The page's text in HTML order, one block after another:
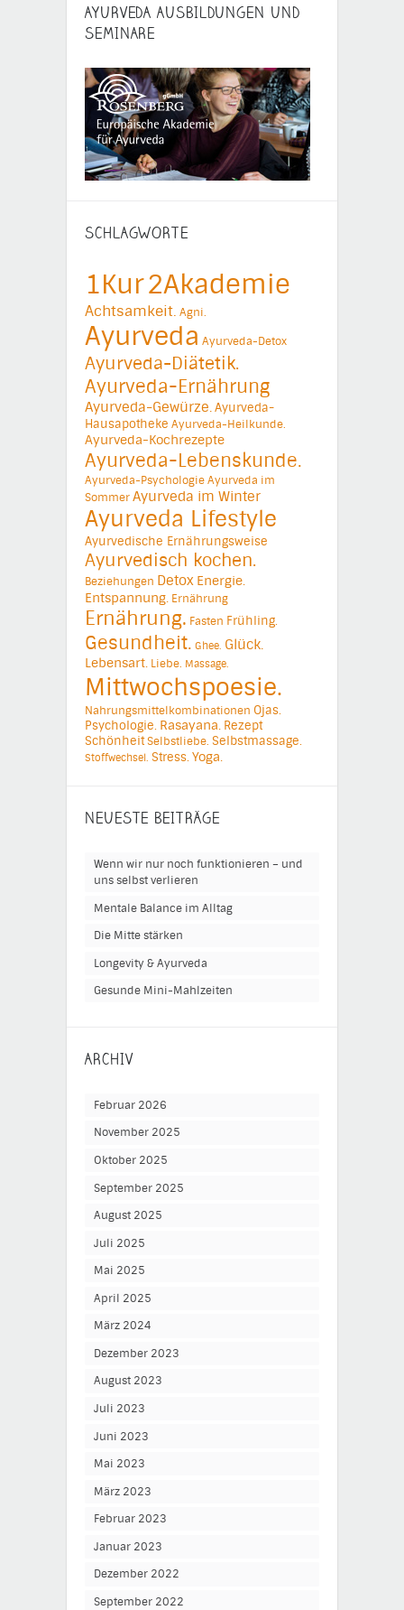
AYURVEDA AUSBILDUNGEN UND
SEMINARE
SCHLAGWORTE
1Kur2Akademie
Achtsamkeit. Agni.
Ayurveda Ayurveda-Detox
Ayurveda-Diätetik.
Ayurveda-Ernährung
Ayurveda-Gewürze.Ayurveda-
Hausapotheke Ayurveda-Heilkunde.
Ayurveda-Kochrezepte
Ayurveda-Lebenskunde.
Ayurveda-PsychologieAyurveda im
SommerAyurveda im Winter
Ayurveda Lifestyle
Ayurvedische Ernährungsweise
Ayurvedisch kochen.
Beziehungen Detox Energie.
Entspannung. Ernährung
Ernährung. Fasten Frühling.
Gesundheit. Ghee. Glück.
Lebensart. Liebe. Massage.
Mittwochspoesie.
Nahrungsmittelkombinationen Ojas.
Psychologie. Rasayana. Rezept
SchönheitSelbstliebe. Selbstmassage.
Stoffwechsel. Stress.Yoga.
NEUESTE BEITRÄGE
Wenn wir nur noch funktionieren – und
uns selbst verlieren
Mentale Balance im Alltag
Die Mitte stärken
Longevity & Ayurveda
Gesunde Mini-Mahlzeiten
ARCHIV
Februar 2026
November 2025
Oktober 2025
September 2025
August 2025
Juli 2025
Mai 2025
April 2025
März 2024
Dezember 2023
August 2023
Juli 2023
Juni 2023
Mai 2023
März 2023
Februar 2023
Januar 2023
Dezember 2022
September 2022